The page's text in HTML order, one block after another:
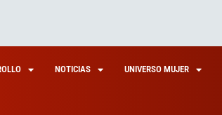
NOTICIAS UNIVERSO MUJER